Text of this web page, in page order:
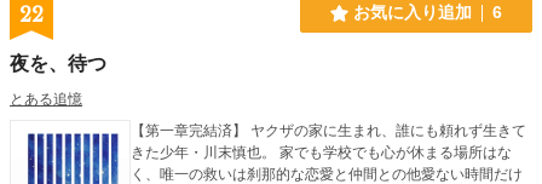
22 お気に入り追加 6
夜を、待つ
とある追憶
【第一章完結済】 ヤクザの家に生まれ、誰にも頼れず生きて
きた少年・川末慎也。 家でも学校でも心が休まる場所はな
く、唯一の救いは刹那的な恋愛と仲間との他愛ない時間だけ